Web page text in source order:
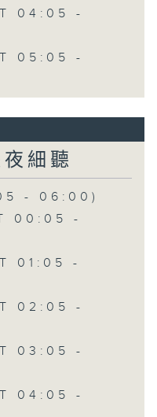
04:05 -
05:05 -
細聽
- 06:00)
00:05 -
01:05 -
02:05 -
03:05 -
04:05 -